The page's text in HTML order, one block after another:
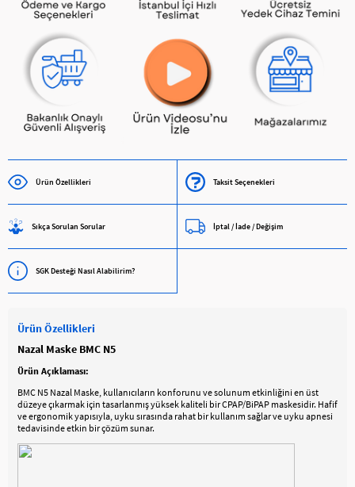
Ürün Özellikleri Taksit Seçenekleri
Sıkça Sorulan Sorular İptal / İade / Değişim
SGK Desteği Nasıl Alabilirim?
Ürün Özellikleri
Nazal Maske BMC N5
Ürün Açıklaması:
BMC N5 Nazal Maske, kullanıcıların konforunu ve solunum etkinliğini en üst
düzeye çıkarmak için tasarlanmış yüksek kaliteli bir CPAP/BiPAP maskesidir. Hafif
ve ergonomik yapısıyla, uyku sırasında rahat bir kullanım sağlar ve uyku apnesi
tedavisinde etkin bir çözüm sunar.